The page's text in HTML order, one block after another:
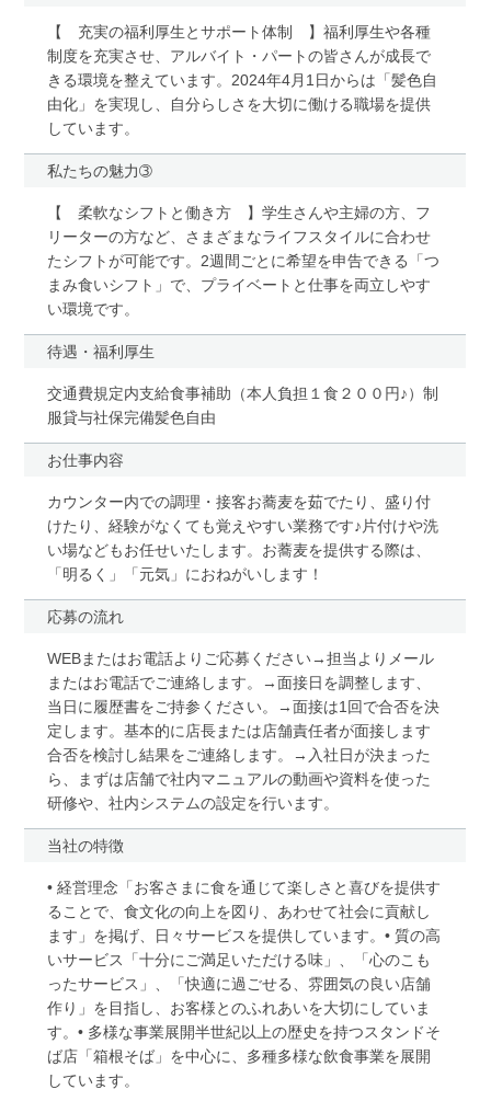
【 充実の福利厚生とサポート体制 】福利厚生や各種
制度を充実させ、アルバイト・パートの皆さんが成長で
きる環境を整えています。2024年4月1日からは「髪色自
由化」を実現し、自分らしさを大切に働ける職場を提供
しています。
私たちの魅力➂
【 柔軟なシフトと働き方 】学生さんや主婦の方、フ
リーターの方など、さまざまなライフスタイルに合わせ
たシフトが可能です。2週間ごとに希望を申告できる「つ
まみ食いシフト」で、プライベートと仕事を両立しやす
い環境です。
待遇・福利厚生
交通費規定内支給食事補助（本人負担１食２００円♪）制
服貸与社保完備髪色自由
お仕事内容
カウンター内での調理・接客お蕎麦を茹でたり、盛り付
けたり、経験がなくても覚えやすい業務です♪片付けや洗
い場などもお任せいたします。お蕎麦を提供する際は、
「明るく」「元気」におねがいします！
応募の流れ
WEBまたはお電話よりご応募ください→担当よりメール
またはお電話でご連絡します。→面接日を調整します、
当日に履歴書をご持参ください。→面接は1回で合否を決
定します。基本的に店長または店舗責任者が面接します
合否を検討し結果をご連絡します。→入社日が決まった
ら、まずは店舗で社内マニュアルの動画や資料を使った
研修や、社内システムの設定を行います。
当社の特徴
• 経営理念「お客さまに食を通じて楽しさと喜びを提供す
ることで、食文化の向上を図り、あわせて社会に貢献し
ます」を掲げ、日々サービスを提供しています。• 質の高
いサービス「十分にご満足いただける味」、「心のこも
ったサービス」、「快適に過ごせる、雰囲気の良い店舗
作り」を目指し、お客様とのふれあいを大切にしていま
す。• 多様な事業展開半世紀以上の歴史を持つスタンドそ
ば店「箱根そば」を中心に、多種多様な飲食事業を展開
しています。